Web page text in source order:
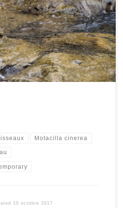
Motacilla cinerea
10 octobre 2017